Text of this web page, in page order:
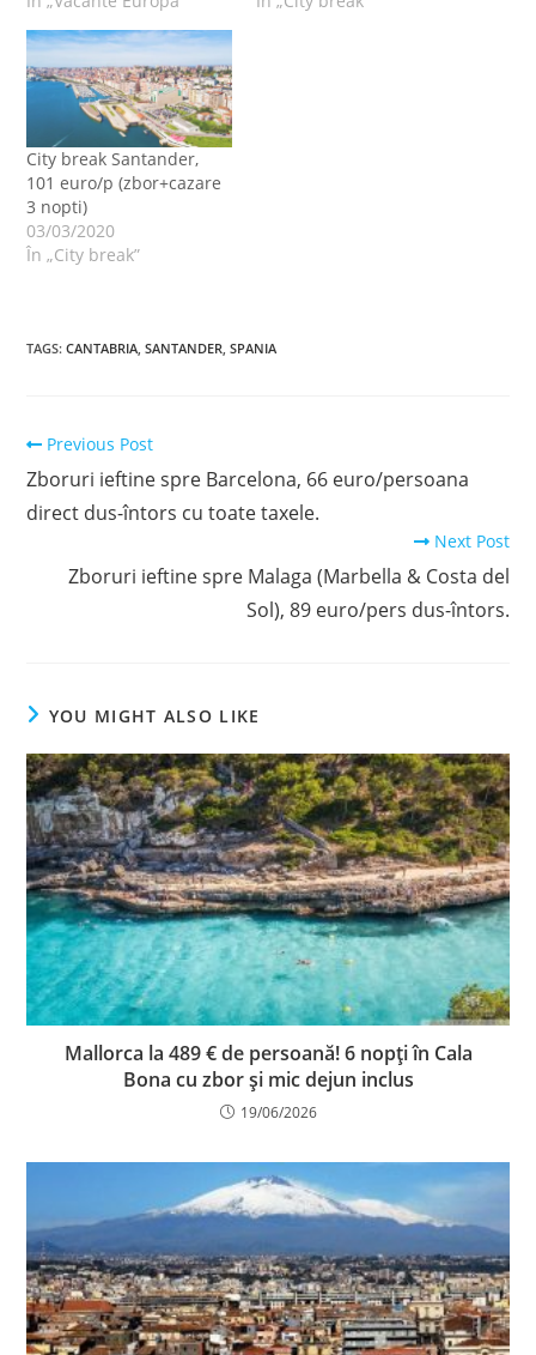
City break Santander,
101 euro/p (zbor+cazare
3 nopti)
03/03/2020
În „City break”
TAGS:CANTABRIA, SANTANDER, SPANIA
Read
more
articles
Previous Post
Zboruri ieftine spre Barcelona, 66 euro/persoana
direct dus-întors cu toate taxele.
Next Post
Zboruri ieftine spre Malaga (Marbella & Costa del
Sol), 89 euro/pers dus-întors.
YOU MIGHT ALSO LIKE
Mallorca la 489 € de persoană! 6 nopți în Cala
Bona cu zbor și mic dejun inclus
19/06/2026